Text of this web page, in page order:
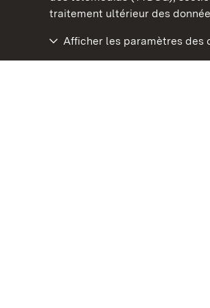
traitement ultérieur des
Afficher les paramètres des